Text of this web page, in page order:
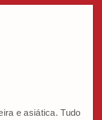
e asiática. Tudo